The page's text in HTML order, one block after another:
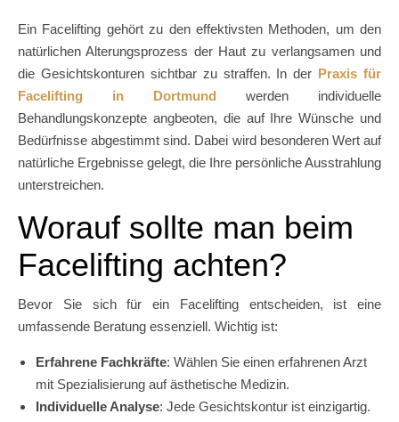
Ein Facelifting gehört zu den effektivsten Methoden, um den
natürlichen Alterungsprozess der Haut zu verlangsamen und
die Gesichtskonturen sichtbar zu straffen. In der Praxis für
Facelifting in Dortmund werden individuelle
Behandlungskonzepte angbeoten, die auf Ihre Wünsche und
Bedürfnisse abgestimmt sind. Dabei wird besonderen Wert auf
natürliche Ergebnisse gelegt, die Ihre persönliche Ausstrahlung
unterstreichen.
Worauf sollte man beim
Facelifting achten?
Bevor Sie sich für ein Facelifting entscheiden, ist eine
umfassende Beratung essenziell. Wichtig ist:
Erfahrene Fachkräfte: Wählen Sie einen erfahrenen Arzt
mit Spezialisierung auf ästhetische Medizin.
Individuelle Analyse: Jede Gesichtskontur ist einzigartig.